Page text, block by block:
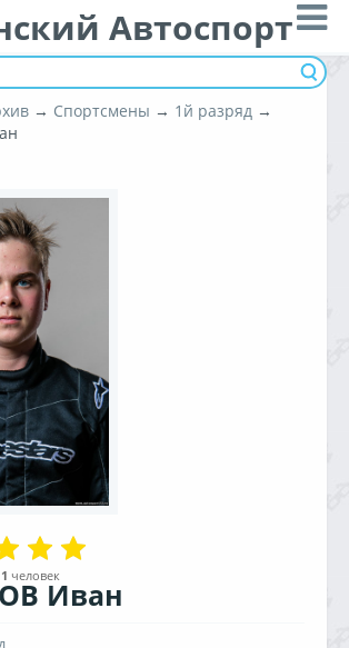
Автоспорт
→ Спортсмены → 1й разряд →
1 человек
Иван